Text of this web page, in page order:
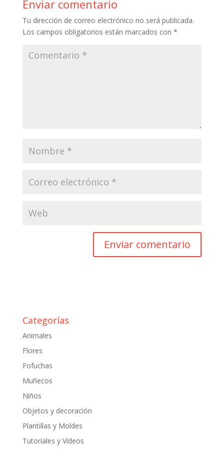
o
k
p
p
ti
r
Enviar comentario
Tu dirección de correo electrónico no será publicada.
Los campos obligatorios están marcados con *
Categorías
Animales
Flores
Fofuchas
Muñecos
Niños
Objetos y decoración
Plantillas y Moldes
Tutoriales y Vídeos